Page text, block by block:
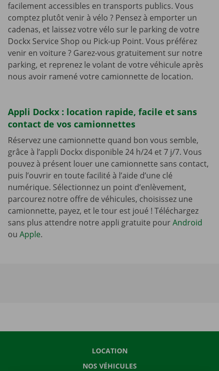
facilement accessibles en transports publics. Vous
comptez plutôt venir à vélo ? Pensez à emporter un
cadenas, et laissez votre vélo sur le parking de votre
Dockx Service Shop ou Pick-up Point. Vous préférez
venir en voiture ? Garez-vous gratuitement sur notre
parking, et reprenez le volant de votre véhicule après
nous avoir ramené votre camionnette de location.
Appli Dockx : location rapide, facile et sans
contact de vos camionnettes
Réservez une camionnette quand bon vous semble,
grâce à l’appli Dockx disponible 24 h/24 et 7 j/7. Vous
pouvez à présent louer une camionnette sans contact,
puis l’ouvrir en toute facilité à l’aide d’une clé
numérique. Sélectionnez un point d’enlèvement,
parcourez notre offre de véhicules, choisissez une
camionnette, payez, et le tour est joué ! Téléchargez
sans plus attendre notre appli gratuite pourAndroid
ou Apple.
LOCATION
NOS VÉHICULES